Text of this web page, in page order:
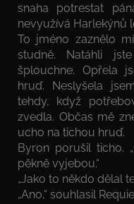
snaha potrestat
nevyužívá Harlekýnů
To jméno zaznělo
studně. Natáhli
šplouchne. Opřela
hruď. Neslyšela
tehdy, když
zvedla. Občas mě
ucho na tichou hruď.
Byron porušil ticho.
pěkně vyjebou.“
„Jako to někdo dělal
„Ano,“ souhlasil